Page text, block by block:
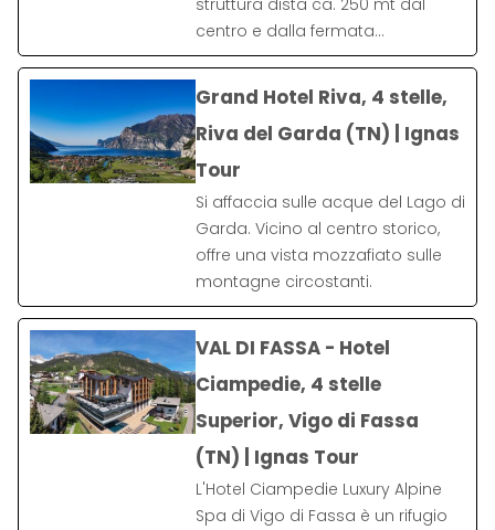
struttura dista ca. 250 mt dal
centro e dalla fermata…
Grand Hotel Riva, 4 stelle,
Riva del Garda (TN) | Ignas
Tour
Si affaccia sulle acque del Lago di
Garda. Vicino al centro storico,
offre una vista mozzafiato sulle
montagne circostanti.
VAL DI FASSA - Hotel
Ciampedie, 4 stelle
Superior, Vigo di Fassa
(TN) | Ignas Tour
L'Hotel Ciampedie Luxury Alpine
Spa di Vigo di Fassa è un rifugio